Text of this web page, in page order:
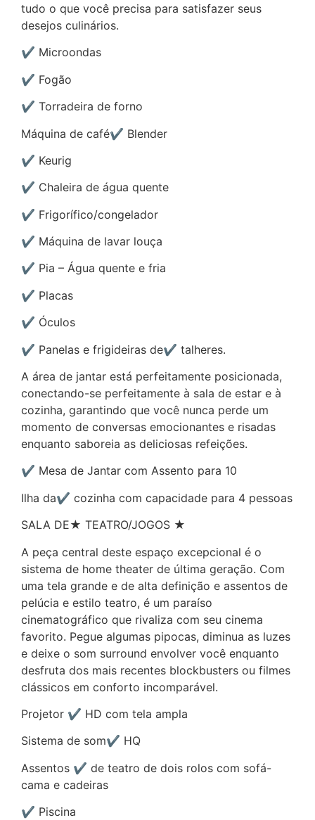
tudo o que você precisa para satisfazer seus
desejos culinários.
✔ Microondas
✔ Fogão
✔ Torradeira de forno
Máquina de café✔ Blender
✔ Keurig
✔ Chaleira de água quente
✔ Frigorífico/congelador
✔ Máquina de lavar louça
✔ Pia – Água quente e fria
✔ Placas
✔ Óculos
✔ Panelas e frigideiras de✔ talheres.
A área de jantar está perfeitamente posicionada,
conectando-se perfeitamente à sala de estar e à
cozinha, garantindo que você nunca perde um
momento de conversas emocionantes e risadas
enquanto saboreia as deliciosas refeições.
✔ Mesa de Jantar com Assento para 10
Ilha da✔ cozinha com capacidade para 4 pessoas
SALA DE★ TEATRO/JOGOS ★
A peça central deste espaço excepcional é o
sistema de home theater de última geração. Com
uma tela grande e de alta definição e assentos de
pelúcia e estilo teatro, é um paraíso
cinematográfico que rivaliza com seu cinema
favorito. Pegue algumas pipocas, diminua as luzes
e deixe o som surround envolver você enquanto
desfruta dos mais recentes blockbusters ou filmes
clássicos em conforto incomparável.
Projetor ✔ HD com tela ampla
Sistema de som✔ HQ
Assentos ✔ de teatro de dois rolos com sofá-
cama e cadeiras
✔ Piscina